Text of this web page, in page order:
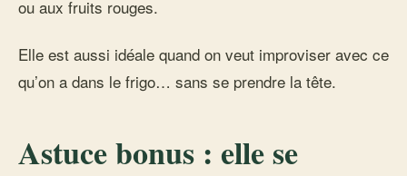
ou aux fruits rouges.
Elle est aussi idéale quand on veut improviser avec ce
qu’on a dans le frigo… sans se prendre la tête.
Astuce bonus : elle se